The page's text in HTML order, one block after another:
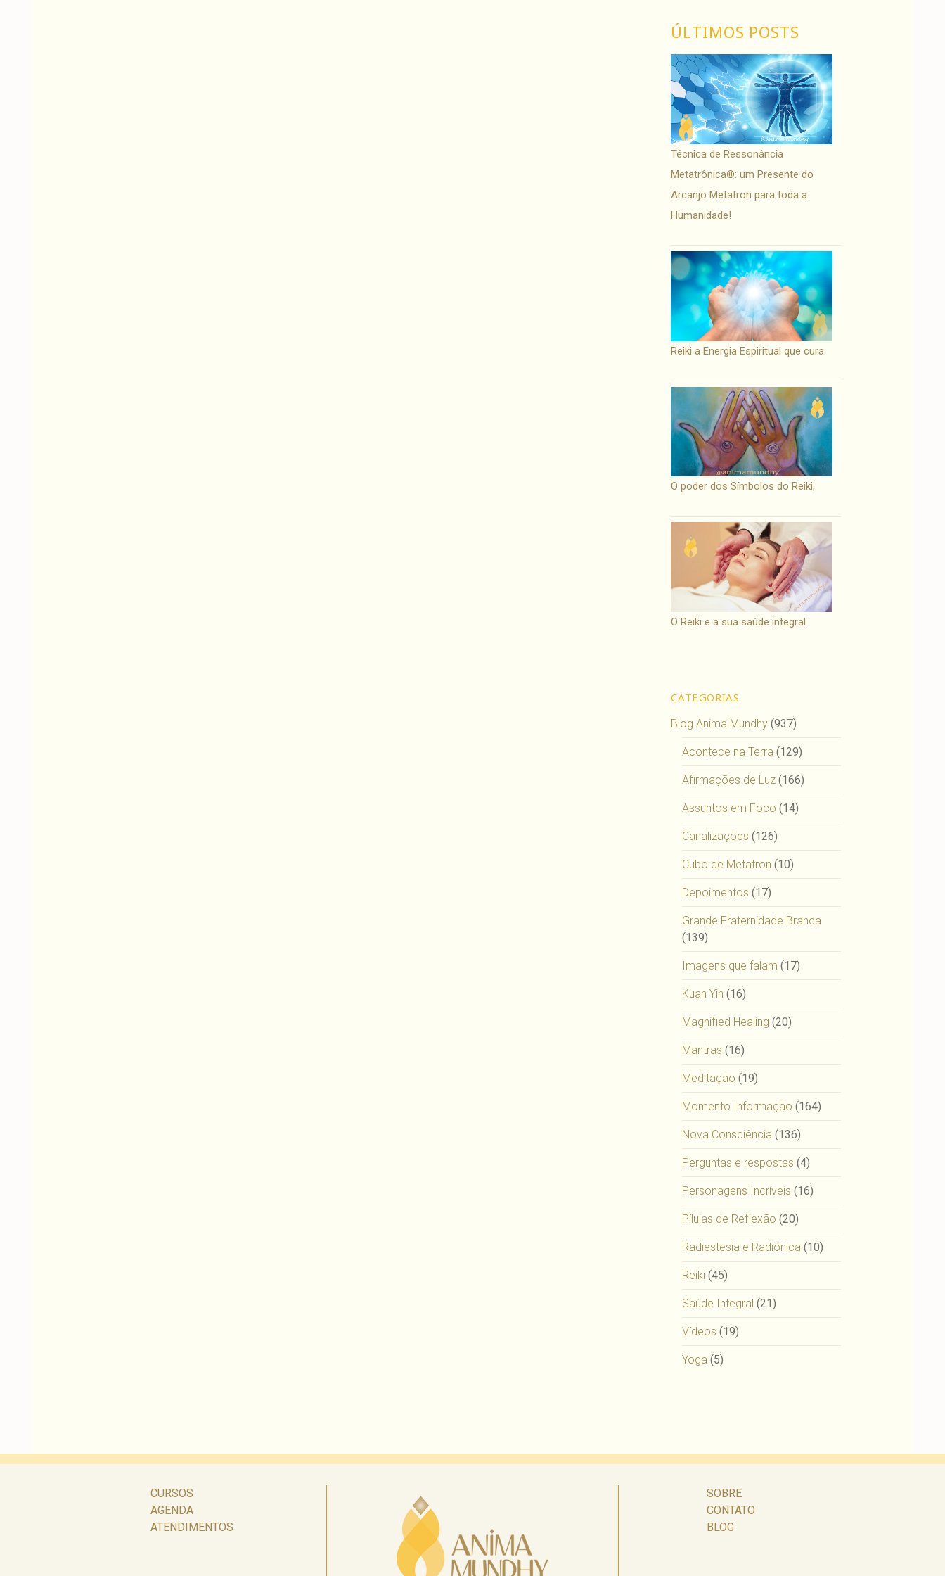
ÚLTIMOS POSTS
Técnica de Ressonância
Metatrônica®: um Presente do
Arcanjo Metatron para toda a
Humanidade!
Reiki a Energia Espiritual que cura.
O poder dos Símbolos do Reiki,
O Reiki e a sua saúde integral.
CATEGORIAS
Blog Anima Mundhy (937)
Acontece na Terra (129)
Afirmações de Luz (166)
Assuntos em Foco (14)
Canalizações (126)
Cubo de Metatron (10)
Depoimentos (17)
Grande Fraternidade Branca
(139)
Imagens que falam (17)
Kuan Yin (16)
Magnified Healing (20)
Mantras (16)
Meditação (19)
Momento Informação (164)
Nova Consciência (136)
Perguntas e respostas (4)
Personagens Incríveis (16)
Pílulas de Reflexão (20)
Radiestesia e Radiônica (10)
Reiki (45)
Saúde Integral (21)
Vídeos (19)
Yoga (5)
CURSOS
AGENDA
ATENDIMENTOS
SOBRE
CONTATO
BLOG